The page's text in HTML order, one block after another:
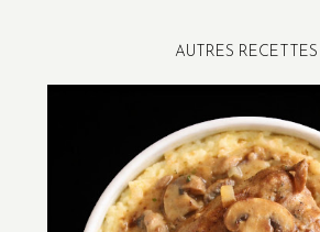
AUTRES RECETTES